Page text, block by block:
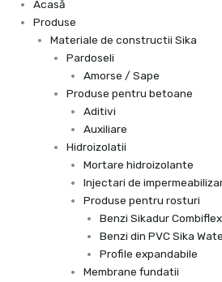
Acasă
Produse
Materiale de constructii Sika
Pardoseli
Amorse / Sape
Produse pentru betoane
Aditivi
Auxiliare
Hidroizolatii
Mortare hidroizolante
Injectari de
Produse pentru rosturi
Benzi Sikadur Combiflex
Benzi din PVC Sika
Profile expandabile
Membrane fundatii